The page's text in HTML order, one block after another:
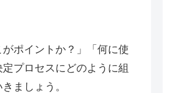
ポイントか？」「何に使
プロセスにどのように組
ましょう。